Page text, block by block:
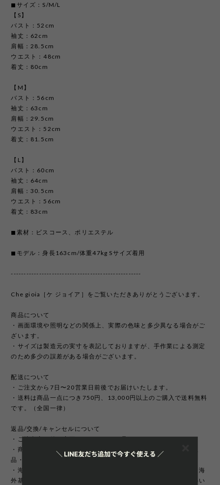
◼︎サイズ：S/M/L
【S】
バスト：52cm
袖丈：62cm
肩幅：28.5cm
ウエスト：48cm
着丈：80cm
【M】
バスト：56cm
袖丈：63cm
肩幅：29.5cm
ウエスト：52cm
着丈：81.5cm
【L】
バスト：60cm
袖丈：64cm
肩幅：30.5cm
ウエスト：56cm
着丈：83cm
◼︎素材：ビスコース、ポリエステル
◼︎モデル：身長163cm/体重47kg Sサイズ着用
---------------------------------------------------
Che gioia［ケ ジョイア］をご覧いただきありがとうございます。
商品について
・画面環境や照明などの関係上、実際の色味と多少異なる場合がご
ざいます。
・サイズは製造元の実寸を表記しておりますが、手作業による測定
のため多少の誤差がある場合がございます。
配送について
・ご注文から7日〜20営業日前後でお届けいたします。
・送料は商品一点につき750円、13,000円以上のご購入で送料無料
です。（全国一律）
返品/交換/キャンセルについて
・ご注文完了後の変更、キャンセルは承っておりません。
・商品のイメージ違いやサイズ違いなどお客様のご都合による返
品・交換はお受け致しかねます。
・海外製品は日本製に比べて縫製などが荒い場合がございます。海
外基準では返品対象になりませんのでご理解頂けますようお願いい